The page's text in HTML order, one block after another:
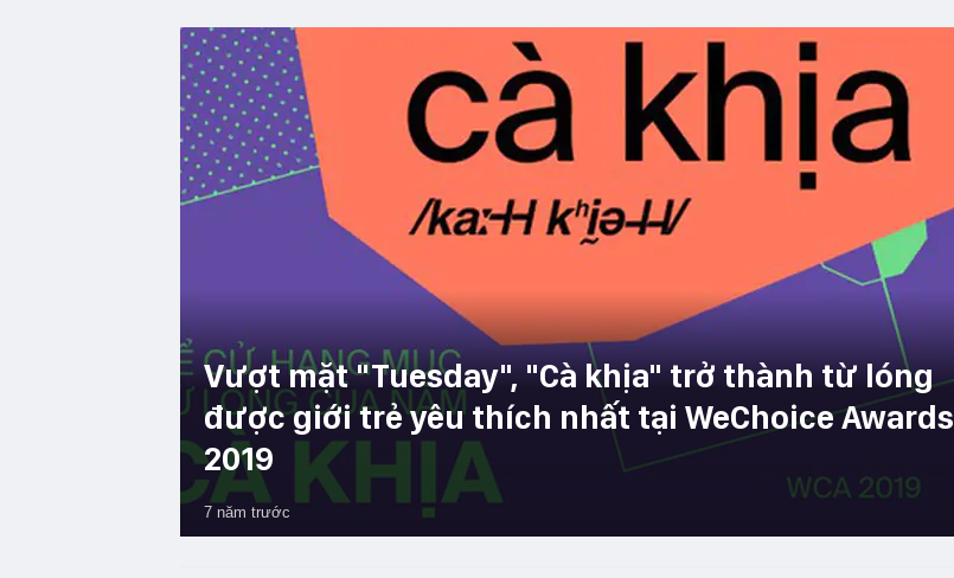
Vượt mặt "Tuesday", "Cà khịa" trở thành từ lóng
được giới trẻ yêu thích nhất tại WeChoice Awards
2019
7 năm trước